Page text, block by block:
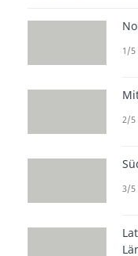
Nach
1/5
2/5
3/5